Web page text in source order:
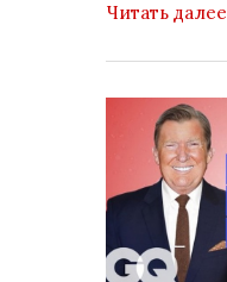
Читать далее